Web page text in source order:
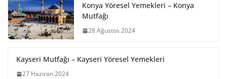
Konya Yöresel Yemekleri – Konya
Mutfağı
28 Ağustos 2024
Kayseri Mutfağı – Kayseri Yöresel Yemekleri
27 Haziran 2024